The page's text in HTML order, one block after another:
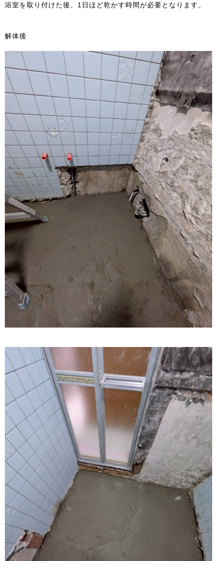
浴室を取り付けた後、1日ほど乾かす時間が必要となります。
解体後